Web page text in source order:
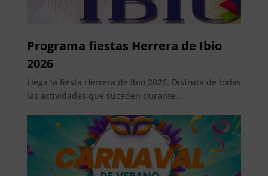
Programa fiestas Herrera de Ibio
2026
Llega la fiesta Herrera de Ibio 2026. Disfruta de todas
las actividades que suceden durante...